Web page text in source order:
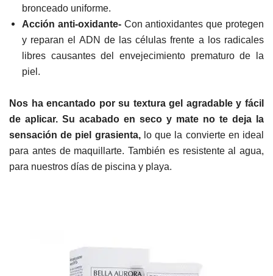
bronceado uniforme.
Acción anti-oxidante- Con antioxidantes que protegen
y reparan el ADN de las células frente a los radicales
libres causantes del envejecimiento prematuro de la
piel.
Nos ha encantado por su textura gel agradable y fácil
de aplicar. Su acabado en seco y mate no te deja la
sensación de piel grasienta, lo que la convierte en ideal
para antes de maquillarte. También es resistente al agua,
para nuestros días de piscina y playa.